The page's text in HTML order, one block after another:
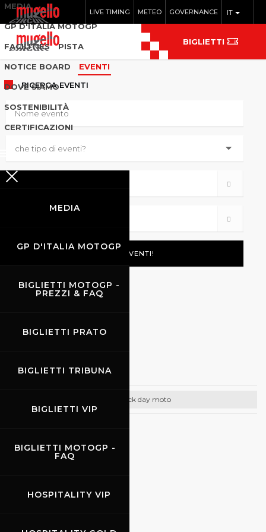
IT
LIVE TIMING METEO GOVERNANCE
MEDIA
GP D'ITALIA MOTOGP
FACILITIES PISTA
NOTICE BOARD EVENTI
DOVE SIAMO
SOSTENIBILITÀ
CERTIFICAZIONI
MEDIA
GP D'ITALIA MOTOGP
BIGLIETTI MOTOGP -
PREZZI & FAQ
BIGLIETTI PRATO
BIGLIETTI TRIBUNA
BIGLIETTI VIP
BIGLIETTI MOTOGP -
FAQ
HOSPITALITY VIP
BIGLIETTI
RICERCAEVENTI
Promo Racing
Track day moto
Email:info@promoracing.it
https://www.promoracing.it/it